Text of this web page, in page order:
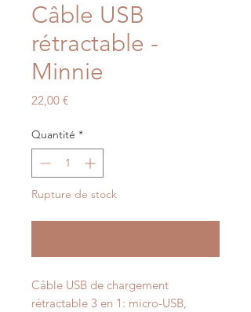
Câble USB
rétractable -
Minnie
22,00 €Prix
Quantité *
Rupture de stock
Câble USB de chargement
rétractable 3 en 1: micro-USB,